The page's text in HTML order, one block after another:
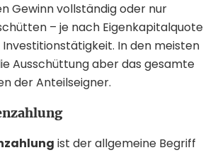
Gewinn vollständig oder nur
– je nach Eigenkapitalquote
In den meisten
Ausschüttung aber das gesamte
der Anteilseigner.
ist der allgemeine Begriff